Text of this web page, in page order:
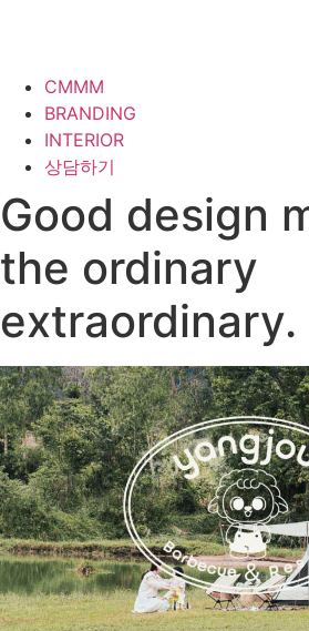
CMMM
BRANDING
INTERIOR
상담하기
Good design
the ordinary
extraordinary.